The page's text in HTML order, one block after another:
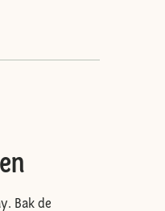
Bak de